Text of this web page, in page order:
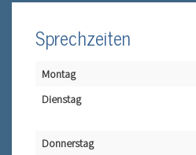
Sprechzeiten
Montag
Dienstag
Donnerstag